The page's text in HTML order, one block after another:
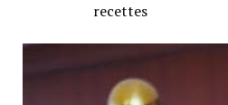
recettes